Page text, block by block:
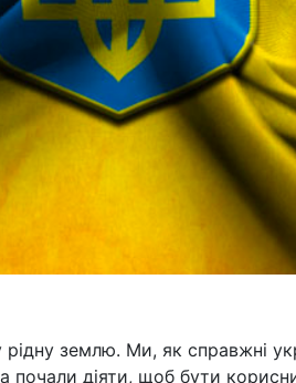
землю. Ми, як справжні
почали діяти, щоб бути